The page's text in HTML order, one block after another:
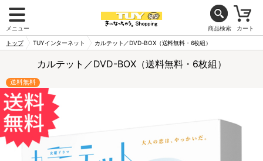
メニュー 商品検索 カート
トップ TUYインターネット カルテット／DVD-BOX（送料無料・6枚組）
カルテット／DVD-BOX（送料無料・6枚組）
送料無料